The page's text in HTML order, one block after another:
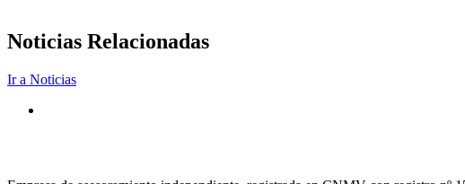
Noticias Relacionadas
Ir a Noticias